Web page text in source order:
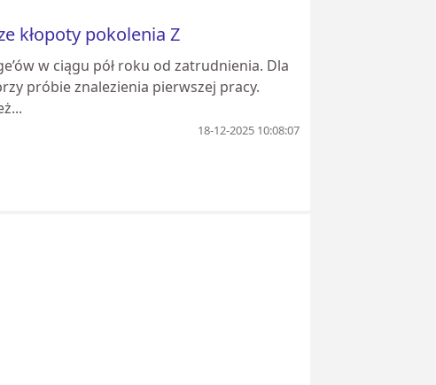
kłopoty pokolenia Z
w ciągu pół roku od zatrudnienia. Dla
próbie znalezienia pierwszej pracy.
18-12-2025 10:08:07